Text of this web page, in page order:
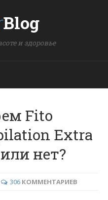
Blog
и здоровье
Fito
Extra
нет?
306 КОММЕНТАРИЕВ